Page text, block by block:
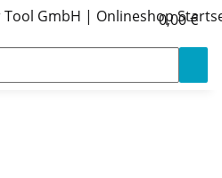
0,00 €